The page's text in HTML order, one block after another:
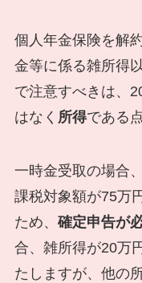
個人年金保険を解
金等に係る雑所得
で注意すべきは、
はなく 所得である
一時金受取の場合
課税対象額が75万
ため、 確定申告が
合、雑所得が20万
たしますが、他の